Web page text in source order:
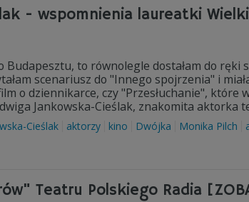
- wspomnienia laureatki
Budapesztu, to równolegle dostałam do ręki
scenariusz do "Innego spojrzenia" i
o dziennikarce, czy "Przesłuchanie", które
Jankowska-Cieślak, znakomita aktorka
Cieślak aktorzy kino Dwójka Monika Pilch
Teatru Polskiego Radia